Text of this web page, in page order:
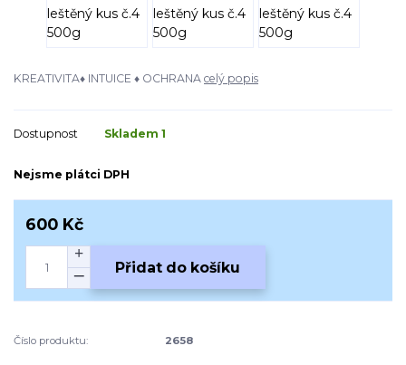
KREATIVITA♦ INTUICE ♦ OCHRANA celý popis
Dostupnost Skladem 1
Nejsme plátci DPH
600 Kč
Přidat do košíku
Číslo produktu: 2658